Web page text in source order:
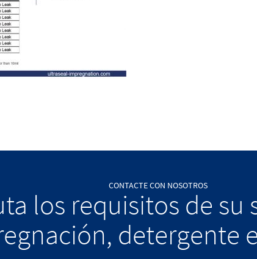
CONTACTE CON NOSOTROS
los requisitos de su
detergente